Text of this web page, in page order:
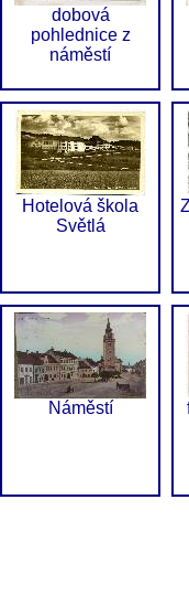
dobová
pohlednice z
náměstí
Hotelová škola
Světlá
Náměstí